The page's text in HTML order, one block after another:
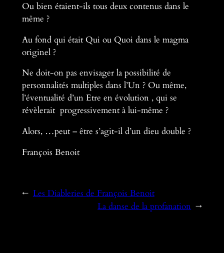
Ou bien étaient-ils tous deux contenus dans le
même ?
Au fond qui était Qui ou Quoi dans le magma
originel ?
Ne doit-on pas envisager la possibilité de
personnalités multiples dans l’Un ? Ou même,
l’éventualité d’un Etre en évolution , qui se
révèlerait progressivement à lui-même ?
Alors, …peut – être s’agit-il d’un dieu double ?
François Benoit
← Les Diableries de François Benoit
La danse de la profanation →